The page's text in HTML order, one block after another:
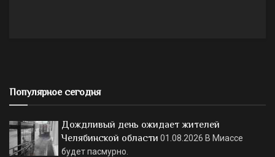
Популярное сегодня
Дождливый день ожидает жителей
Челябинской области 01.08.2026 В Миассе
будет пасмурно.